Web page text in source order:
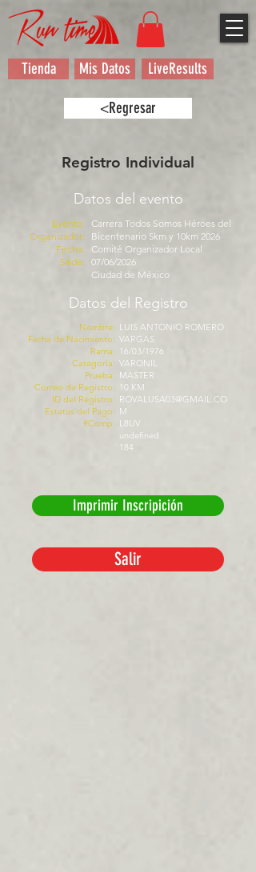
Tienda Mis Datos LiveResults
<Regresar
Registro Individual
Datos del evento
Evento:
Organizador:
Fecha:
Sede:
Carrera Todos Somos Héroes del
Bicentenario 5km y 10km 2026
Comité Organizador Local
07/06/2026
Ciudad de México
Datos del Registro
Nombre:
Fecha de Nacimiento:
Rama:
Categoría:
Prueba:
Correo de Registro:
ID del Registro:
Estatus del Pago:
#Comp:
LUIS ANTONIO ROMERO
VARGAS
16/03/1976
VARONIL
MASTER
10 KM
ROVALUSA03@GMAIL.CO
M
L8UV
undefined
184
Imprimir Inscripición
Salir